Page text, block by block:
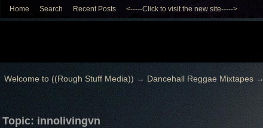
Home Search Recent Posts <-----Click to visit the new site----->
Welcome to ((Rough Stuff Media)) → Dancehall Reggae Mixtapes→
Topic: innolivingvn